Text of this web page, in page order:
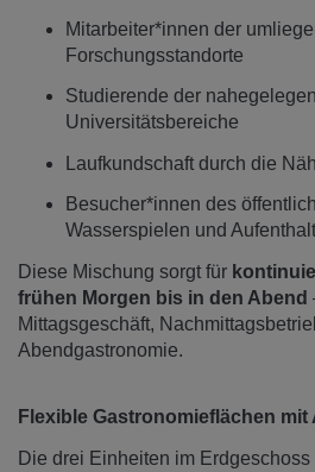
Mitarbeiter*innen der
Forschungsstandorte
Studierende der
Universitätsbereiche
Laufkundschaft durch die
Besucher*innen des
Wasserspielen und
Diese Mischung sorgt für
frühen Morgen bis in den Abend
Mittagsgeschäft,
Abendgastronomie.
Flexible Gastronomieflächen mit
Die drei Einheiten im